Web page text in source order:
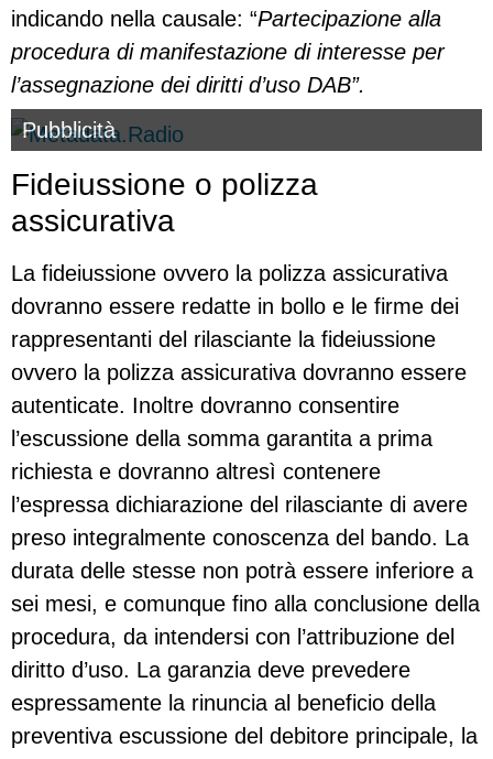
indicando nella causale: “Partecipazione alla
procedura di manifestazione di interesse per
l’assegnazione dei diritti d’uso DAB”.
Pubblicità
Fideiussione o polizza
assicurativa
La fideiussione ovvero la polizza assicurativa
dovranno essere redatte in bollo e le firme dei
rappresentanti del rilasciante la fideiussione
ovvero la polizza assicurativa dovranno essere
autenticate. Inoltre dovranno consentire
l’escussione della somma garantita a prima
richiesta e dovranno altresì contenere
l’espressa dichiarazione del rilasciante di avere
preso integralmente conoscenza del bando. La
durata delle stesse non potrà essere inferiore a
sei mesi, e comunque fino alla conclusione della
procedura, da intendersi con l’attribuzione del
diritto d’uso. La garanzia deve prevedere
espressamente la rinuncia al beneficio della
preventiva escussione del debitore principale, la